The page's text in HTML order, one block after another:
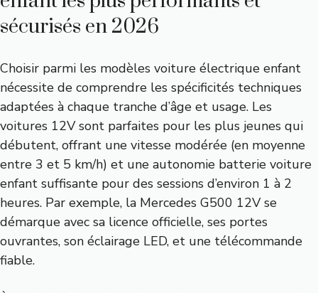
sécurisés en 2026
Choisir parmi les modèles voiture électrique enfant
nécessite de comprendre les spécificités techniques
adaptées à chaque tranche d’âge et usage. Les
voitures 12V sont parfaites pour les plus jeunes qui
débutent, offrant une vitesse modérée (en moyenne
entre 3 et 5 km/h) et une autonomie batterie voiture
enfant suffisante pour des sessions d’environ 1 à 2
heures. Par exemple, la Mercedes G500 12V se
démarque avec sa licence officielle, ses portes
ouvrantes, son éclairage LED, et une télécommande
fiable.